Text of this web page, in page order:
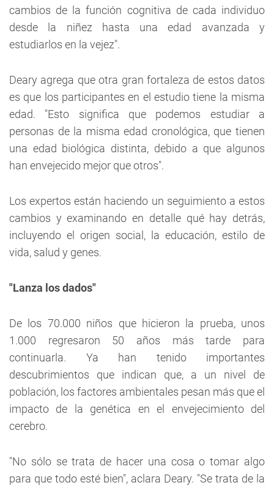
cambios de la función cognitiva de cada individuo
desde la niñez hasta una edad avanzada y
estudiarlos en la vejez".
Deary agrega que otra gran fortaleza de estos datos
es que los participantes en el estudio tiene la misma
edad. "Esto significa que podemos estudiar a
personas de la misma edad cronológica, que tienen
una edad biológica distinta, debido a que algunos
han envejecido mejor que otros".
Los expertos están haciendo un seguimiento a estos
cambios y examinando en detalle qué hay detrás,
incluyendo el origen social, la educación, estilo de
vida, salud y genes.
"Lanza los dados"
De los 70.000 niños que hicieron la prueba, unos
1.000 regresaron 50 años más tarde para
continuarla. Ya han tenido importantes
descubrimientos que indican que, a un nivel de
población, los factores ambientales pesan más que el
impacto de la genética en el envejecimiento del
cerebro.
"No sólo se trata de hacer una cosa o tomar algo
para que todo esté bien", aclara Deary. "Se trata de la